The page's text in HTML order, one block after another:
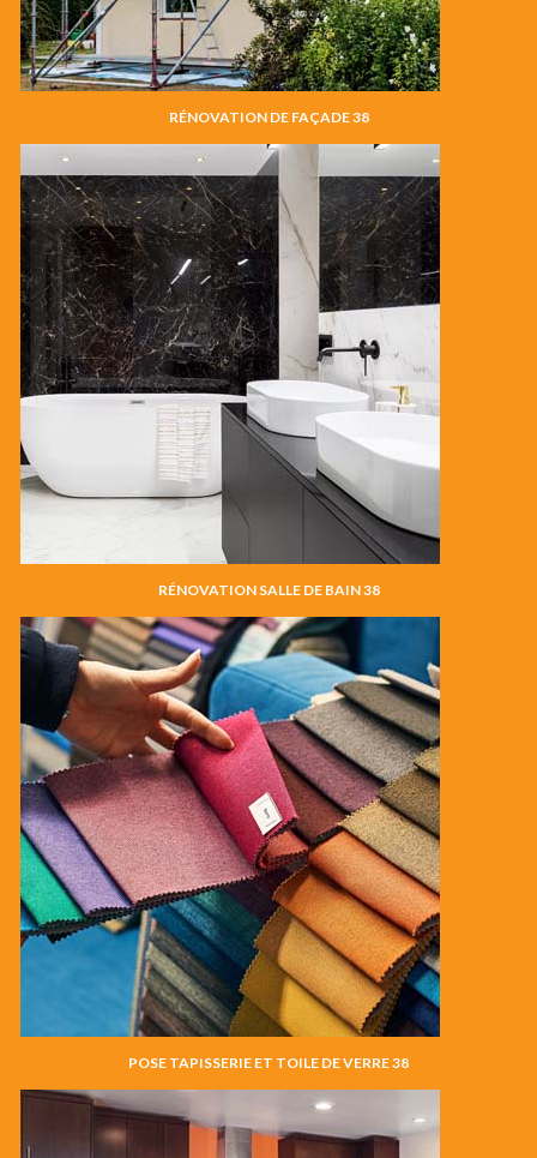
RÉNOVATION DE FAÇADE 38
RÉNOVATION SALLE DE BAIN 38
POSE TAPISSERIE ET TOILE DE VERRE 38